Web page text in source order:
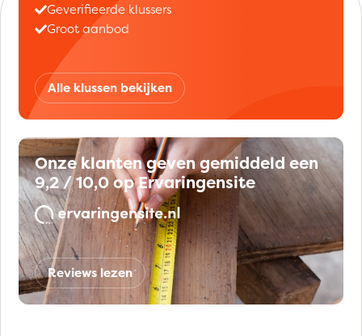
Geverifieerde klussers
Groot aanbod
Alle klussen bekijken
Onze klanten geven gemiddeld een
9,2 / 10,0 op Ervaringensite
Reviews lezen